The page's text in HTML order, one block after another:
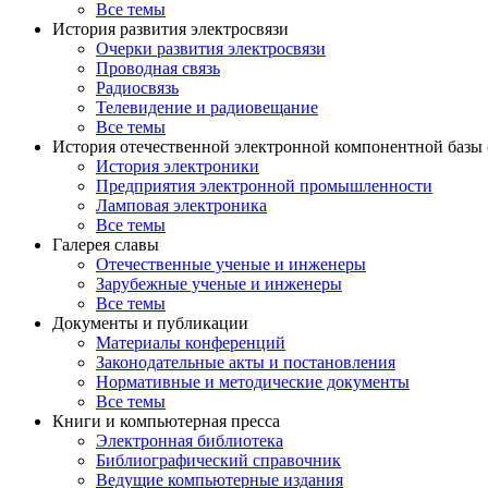
Все темы
История развития электросвязи
Очерки развития электросвязи
Проводная связь
Радиосвязь
Телевидение и радиовещание
Все темы
История отечественной электронной компонентной
История электроники
Предприятия электронной промышленности
Ламповая электроника
Все темы
Галерея славы
Отечественные ученые и инженеры
Зарубежные ученые и инженеры
Все темы
Документы и публикации
Материалы конференций
Законодательные акты и постановления
Нормативные и методические документы
Все темы
Книги и компьютерная пресса
Электронная библиотека
Библиографический справочник
Ведущие компьютерные издания